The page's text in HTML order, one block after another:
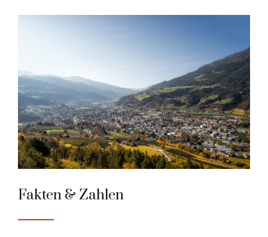
Brixen / Bressanone
Alpenstadt des Jahres 2018
Fakten & Zahlen